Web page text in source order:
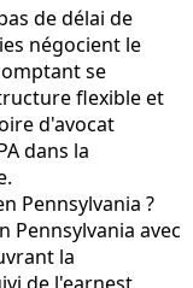
de délai de
négocient le
se
flexible et
d'avocat
dans la
Pennsylvania ?
Pennsylvania avec
la